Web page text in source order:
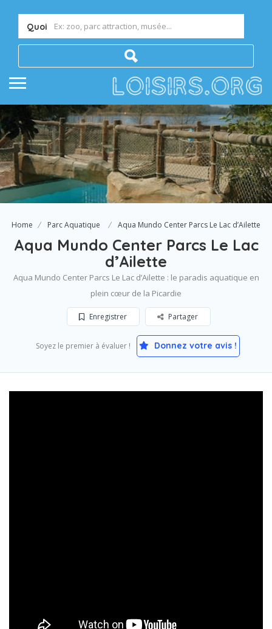
Quoi
Home Parc Aquatique Aqua Mundo Center Parcs Le Lac d’Ailette
Aqua Mundo Center Parcs Le Lac
d’Ailette
Aqua Mundo Center Parcs Le Lac d’Ailette : le paradis aquatique en
plein cœur de la Picardie
Enregistrer Partager
Soyez le premier à évaluer ! Donnez votre avis !